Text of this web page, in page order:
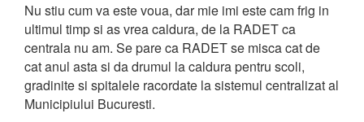
Nu stiu cum va este voua, dar mie imi este cam frig in
ultimul timp si as vrea caldura, de la RADET ca
centrala nu am. Se pare ca RADET se misca cat de
cat anul asta si da drumul la caldura pentru scoli,
gradinite si spitalele racordate la sistemul centralizat al
Municipiului Bucuresti.